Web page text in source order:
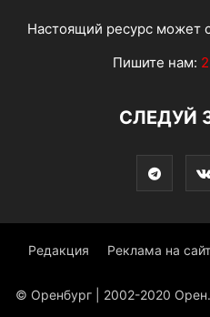
Настоящий ресурс может
Пишите нам:
СЛЕДУЙ
Редакция Реклама на
© Оренбург | 2002-2020